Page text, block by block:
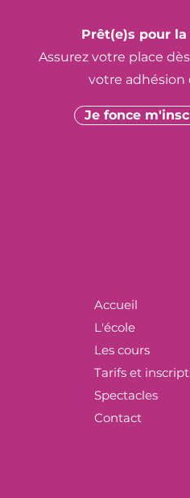
Prêt(e)s pour la
Assurez votre place
votre adhésion
Je fonce
Accueil
L'école
Les cours
Tarifs et
Spectacles
Contact